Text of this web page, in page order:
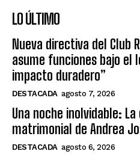
LO ÚLTIMO
Nueva directiva del Club
asume funciones bajo el
impacto duradero”
DESTACADA agosto 7, 2026
Una noche inolvidable:
matrimonial de Andrea
DESTACADA agosto 6, 2026